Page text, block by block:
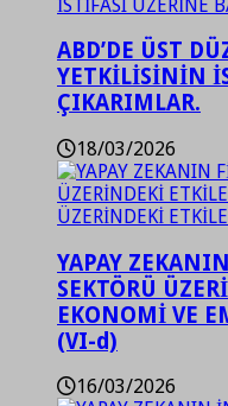
ABD’DE ÜST
YETKİLİSİNİN
ÇIKARIMLAR.
18/03/2026
YAPAY
SEKTÖRÜ
EKONOMİ VE
(VI-d)
16/03/2026